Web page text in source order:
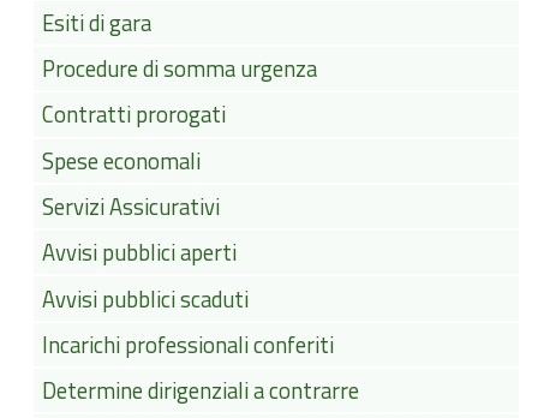
Esiti di gara
Procedure di somma urgenza
Contratti prorogati
Spese economali
Servizi Assicurativi
Avvisi pubblici aperti
Avvisi pubblici scaduti
Incarichi professionali conferiti
Determine dirigenziali a contrarre